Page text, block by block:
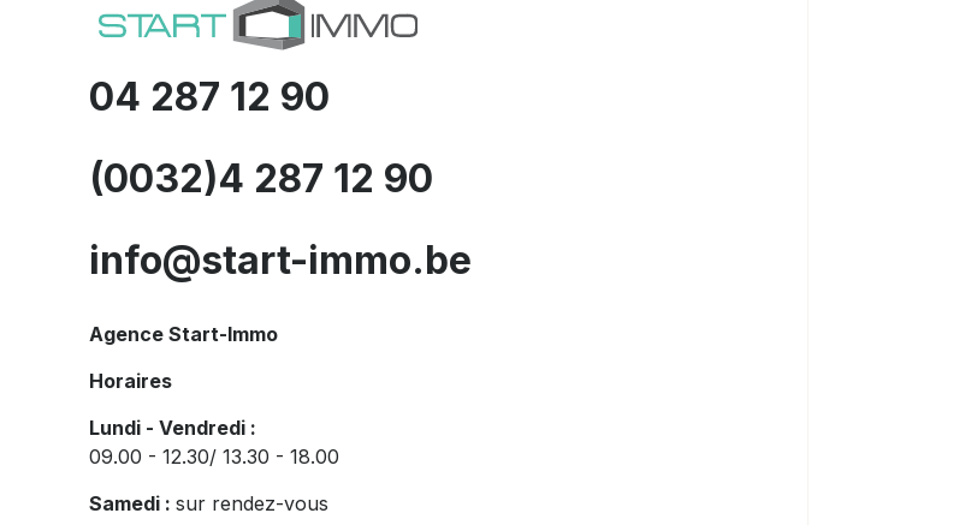
04 287 12 90
(0032)4 287 12 90
info@start-immo.be
Agence Start-Immo
Horaires
Lundi - Vendredi :
09.00 - 12.30/ 13.30 - 18.00
Samedi : sur rendez-vous